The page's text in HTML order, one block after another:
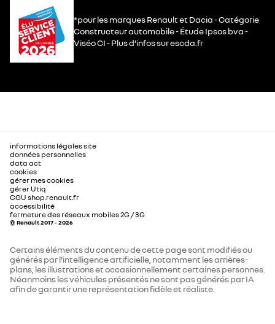
*pour les marques Renault et Dacia - Catégorie
Constructeur automobile - Étude Ipsos bva -
Viséo CI - Plus d’infos sur escda.fr
informations légales site
données personnelles
data act
cookies
gérer mes cookies
gérer Utiq
CGU shop.renault.fr
accessibilité
fermeture des réseaux mobiles 2G / 3G
© Renault 2017 - 2026
Certains éléments du contenu de cette page sont modifiés ou
générés par l'intelligence artificielle, notamment les arrières-
plans, les illustrations et occasionnellement certaines personnes.
Néanmoins les véhicules présentés ne sont pas générés par IA
afin de garantir une représentation fidèle et réaliste.